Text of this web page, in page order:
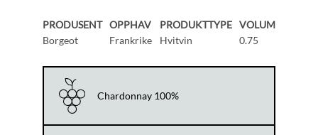
PRODUSENT
Borgeot
OPPHAV
Frankrike
PRODUKTTYPE
Hvitvin
VOLUM
0.75
Chardonnay 100%